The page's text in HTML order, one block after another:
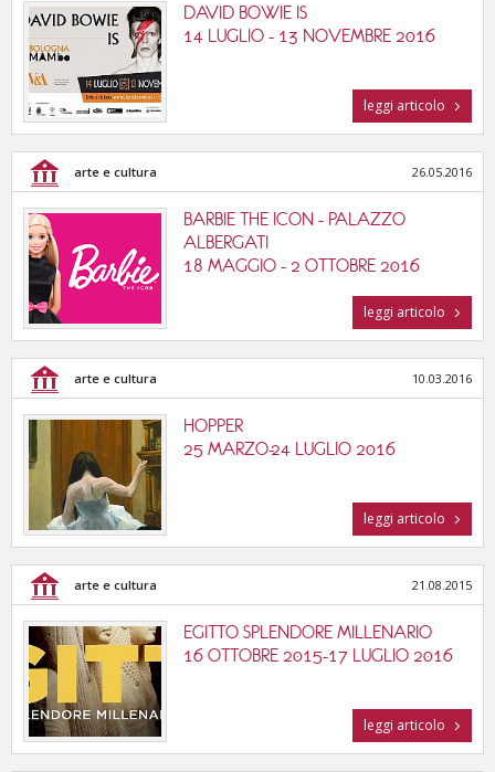
DAVID BOWIE IS
14 LUGLIO - 13 NOVEMBRE 2016
leggi articolo
arte e cultura 26.05.2016
BARBIE THE ICON - PALAZZO
ALBERGATI
18 MAGGIO - 2 OTTOBRE 2016
leggi articolo
arte e cultura 10.03.2016
HOPPER
25 MARZO-24 LUGLIO 2016
leggi articolo
arte e cultura 21.08.2015
EGITTO SPLENDORE MILLENARIO
16 OTTOBRE 2015-17 LUGLIO 2016
leggi articolo